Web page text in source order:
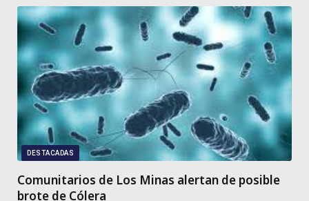
DESTACADAS
Comunitarios de Los Minas alertan de posible
brote de Cólera